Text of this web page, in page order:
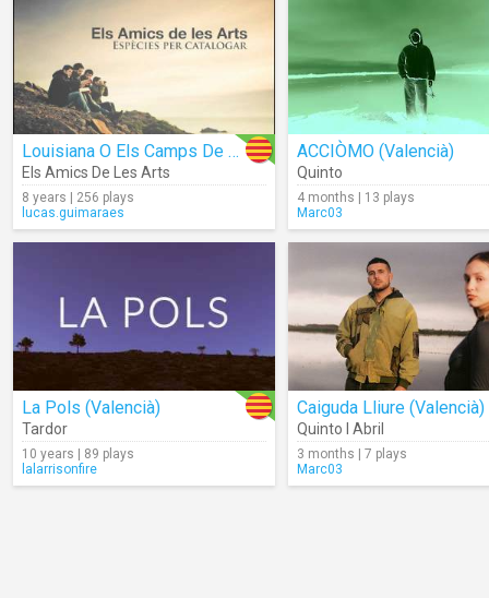
Louisiana O Els Camps De Cotó
Els Amics De Les Arts
8 years | 256 plays
lucas.guimaraes
ACCIÒMO (Valencià)
Quinto
4 months | 13 plays
Marc03
La Pols (Valencià)
Tardor
10 years | 89 plays
lalarrisonfire
Caiguda Lliure (Valencià)
Quinto I Abril
3 months | 7 plays
Marc03